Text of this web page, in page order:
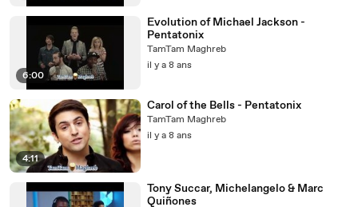
6:00
Evolution of Michael Jackson -
Pentatonix
TamTam Maghreb
il y a 8 ans
4:11
Carol of the Bells - Pentatonix
TamTam Maghreb
il y a 8 ans
Tony Succar, Michelangelo & Marc
Quiñones